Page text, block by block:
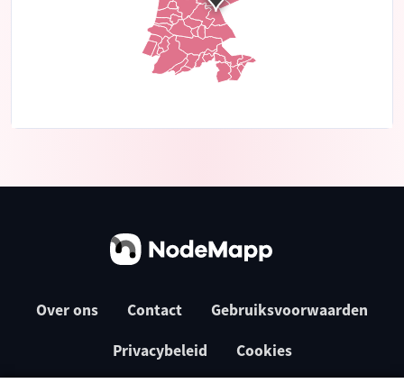
Over ons Contact Gebruiksvoorwaarden
Privacybeleid Cookies